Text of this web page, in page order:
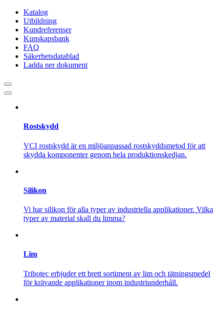
Katalog
Utbildning
Kundreferenser
Kunskapsbank
FAQ
Säkerhetsdatablad
Ladda ner dokument
Rostskydd
VCI rostskydd är en miljöanpassad rostskyddsmetod för att
skydda komponenter genom hela produktionskedjan.
Silikon
Vi har silikon för alla typer av industriella applikationer. Vilka
typer av material skall du limma?
Lim
Tribotec erbjuder ett brett sortiment av lim och tätningsmedel
för krävande applikationer inom industriunderhåll.